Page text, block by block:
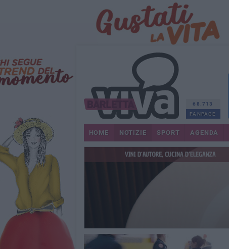
68.713
FANPAGE
HOME NOTIZIE SPORT AGENDA